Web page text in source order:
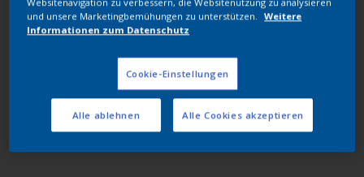
beeinflussen.
Ausgewählte Showcases
Filters
und unsere Marketingbemühungen zu unterstützen.
Weitere
Informationen zum Datenschutz
Cookie-Einstellungen
Alle ablehnen Alle Cookies akzeptieren